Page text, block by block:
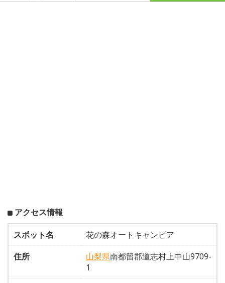
アクセス情報
スポット名
花の森オートキャンピア
住所
山梨県南都留郡道志村上中山9709-
1